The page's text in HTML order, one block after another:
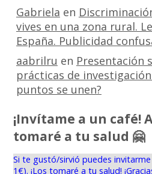
Gabriela en
vives en una zona rural.
España. Publicidad
aabrilru en Presentación
prácticas de
puntos se unen?
¡Invítame a un café!
tomaré a tu salud 🤗
Si te gustó/sirvió puedes
1€). ¡Los tomaré a tu salud!